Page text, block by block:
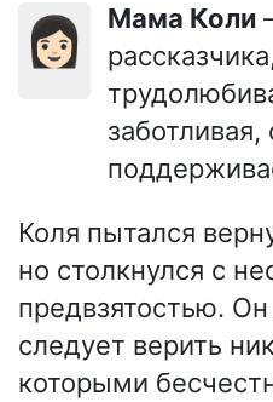
👩🏻 Мама Коли
Коля пытался
но столкнулся с
предвзятостью.
следует верить
которыми